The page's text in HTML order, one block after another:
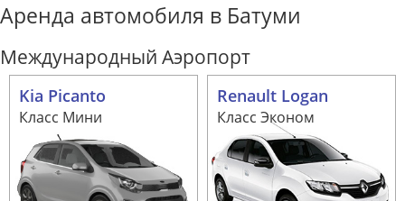
Аренда автомобиля в Батуми
Международный Аэропорт
Kia Picanto
Класс Мини
Renault Logan
Класс Эконом